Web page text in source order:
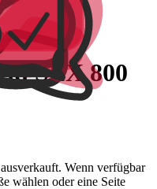
SLX 800
Wenn verfügbar
wählen oder eine Seite